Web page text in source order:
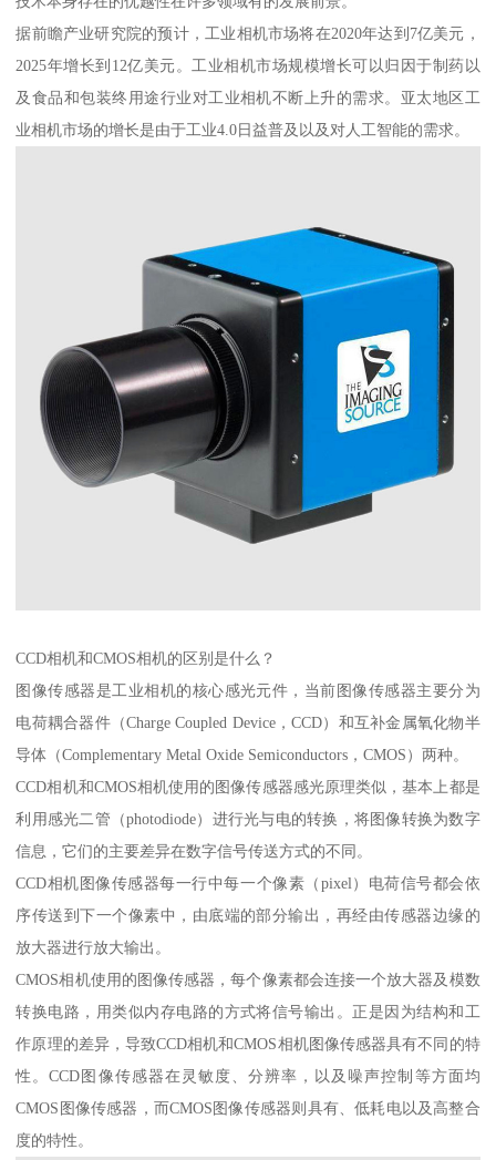
据前瞻产业研究院的预计，工业相机市场将在2020年达到7亿美元，
2025年增长到12亿美元。工业相机市场规模增长可以归因于制药以
及食品和包装终用途行业对工业相机不断上升的需求。亚太地区工
业相机市场的增长是由于工业4.0日益普及以及对人工智能的需求。
CCD相机和CMOS相机的区别是什么？
图像传感器是工业相机的核心感光元件，当前图像传感器主要分为
电荷耦合器件（Charge Coupled Device，CCD）和互补金属氧化物半
导体（Complementary Metal Oxide Semiconductors，CMOS）两种。
CCD相机和CMOS相机使用的图像传感器感光原理类似，基本上都是
利用感光二管（photodiode）进行光与电的转换，将图像转换为数字
信息，它们的主要差异在数字信号传送方式的不同。
CCD相机图像传感器每一行中每一个像素（pixel）电荷信号都会依
序传送到下一个像素中，由底端的部分输出，再经由传感器边缘的
放大器进行放大输出。
CMOS相机使用的图像传感器，每个像素都会连接一个放大器及模数
转换电路，用类似内存电路的方式将信号输出。正是因为结构和工
作原理的差异，导致CCD相机和CMOS相机图像传感器具有不同的特
性。CCD图像传感器在灵敏度、分辨率，以及噪声控制等方面均
CMOS图像传感器，而CMOS图像传感器则具有、低耗电以及高整合
度的特性。